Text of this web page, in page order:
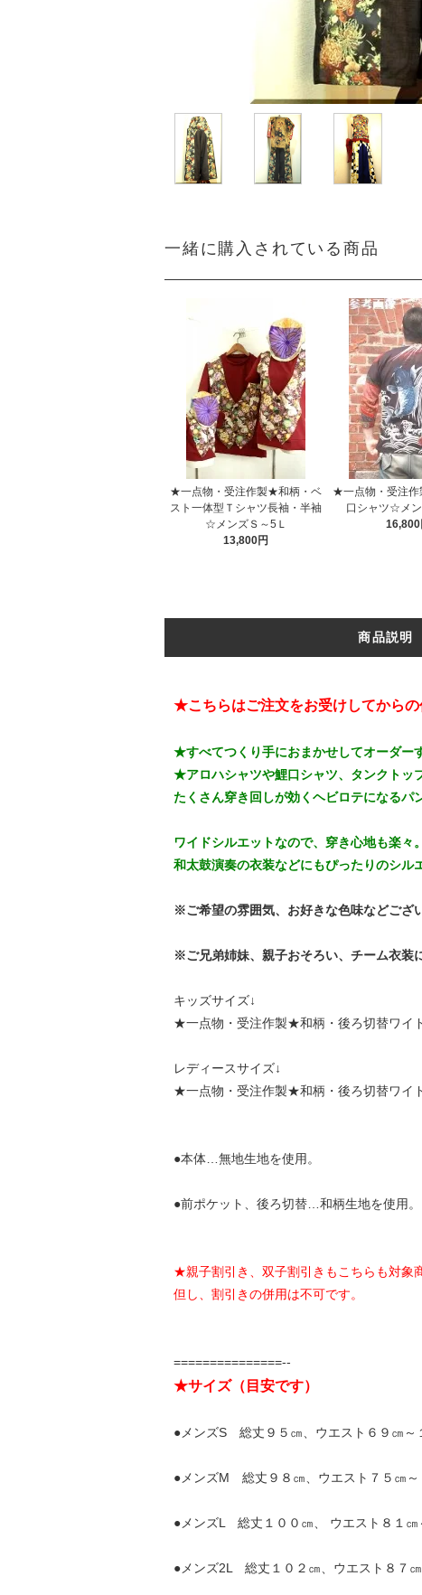
一緒に購入されている商品
★一点物・受注作製★和柄・ベ
スト一体型Ｔシャツ長袖・半袖
☆メンズＳ～5Ｌ
13,800円
★一点物・受注
口シャツ☆メン
16,800
商品説明
★こちらはご注文をお受けしてからの
★すべてつくり手におまかせしてオーダー
★アロハシャツや鯉口シャツ、タンクトッ
たくさん穿き回しが効くヘビロテになるパ
ワイドシルエットなので、穿き心地も楽々。
和太鼓演奏の衣装などにもぴったりのシ
※ご希望の雰囲気、お好きな色味などござ
※ご兄弟姉妹、親子おそろい、チーム衣装
キッズサイズ↓
★一点物・受注作製★和柄・後ろ切替ワイ
レディースサイズ↓
★一点物・受注作製★和柄・後ろ切替ワイ
●本体…無地生地を使用。
●前ポケット、後ろ切替…和柄生地を使用。
★親子割引き、双子割引きもこちらも対象
但し、割引きの併用は不可です。
===============--
★サイズ（目安です）
●メンズS 総丈９５㎝、ウエスト６９㎝～
●メンズM 総丈９８㎝、ウエスト７５㎝～
●メンズL 総丈１００㎝、 ウエスト８１㎝
●メンズ2L 総丈１０２㎝、ウエスト８７